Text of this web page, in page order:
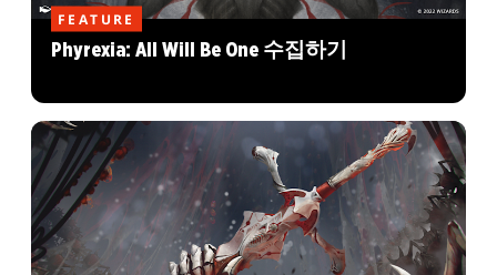
FEATURE
Phyrexia: All Will Be One 수집하기